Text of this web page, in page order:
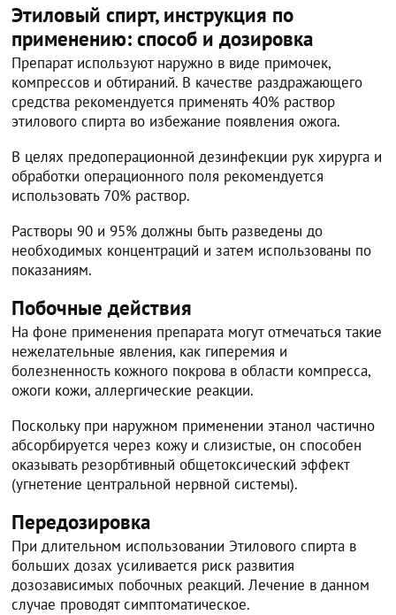
Этиловый спирт, инструкция по
применению: способ и дозировка
Препарат используют наружно в виде примочек,
компрессов и обтираний. В качестве раздражающего
средства рекомендуется применять 40% раствор
этилового спирта во избежание появления ожога.
В целях предоперационной дезинфекции рук хирурга и
обработки операционного поля рекомендуется
использовать 70% раствор.
Растворы 90 и 95% должны быть разведены до
необходимых концентраций и затем использованы по
показаниям.
Побочные действия
На фоне применения препарата могут отмечаться такие
нежелательные явления, как гиперемия и
болезненность кожного покрова в области компресса,
ожоги кожи, аллергические реакции.
Поскольку при наружном применении этанол частично
абсорбируется через кожу и слизистые, он способен
оказывать резорбтивный общетоксический эффект
(угнетение центральной нервной системы).
Передозировка
При длительном использовании Этилового спирта в
больших дозах усиливается риск развития
дозозависимых побочных реакций. Лечение в данном
случае проводят симптоматическое.